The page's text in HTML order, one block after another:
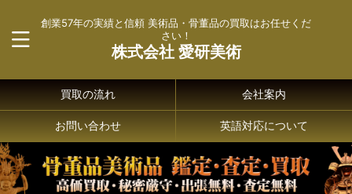
創業57年の実績と信頼 美術品・骨董品の買取はお任せくだ
さい！
株式会社 愛研美術
買取の流れ 会社案内
お問い合わせ 英語対応について